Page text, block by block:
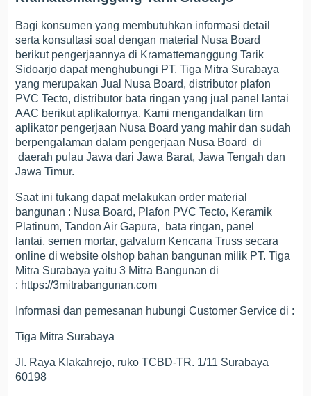
Bagi konsumen yang membutuhkan informasi detail
serta konsultasi soal dengan material Nusa Board
berikut pengerjaannya di Kramattemanggung Tarik
Sidoarjo dapat menghubungi PT. Tiga Mitra Surabaya
yang merupakan Jual Nusa Board, distributor plafon
PVC Tecto, distributor bata ringan yang jual panel lantai
AAC berikut aplikatornya. Kami mengandalkan tim
aplikator pengerjaan Nusa Board yang mahir dan sudah
berpengalaman dalam pengerjaan Nusa Board di
daerah pulau Jawa dari Jawa Barat, Jawa Tengah dan
Jawa Timur.
Saat ini tukang dapat melakukan order material
bangunan : Nusa Board, Plafon PVC Tecto, Keramik
Platinum, Tandon Air Gapura, bata ringan, panel
lantai, semen mortar, galvalum Kencana Truss secara
online di website olshop bahan bangunan milik PT. Tiga
Mitra Surabaya yaitu 3 Mitra Bangunan di
: https://3mitrabangunan.com
Informasi dan pemesanan hubungi Customer Service di :
Tiga Mitra Surabaya
Jl. Raya Klakahrejo, ruko TCBD-TR. 1/11 Surabaya
60198